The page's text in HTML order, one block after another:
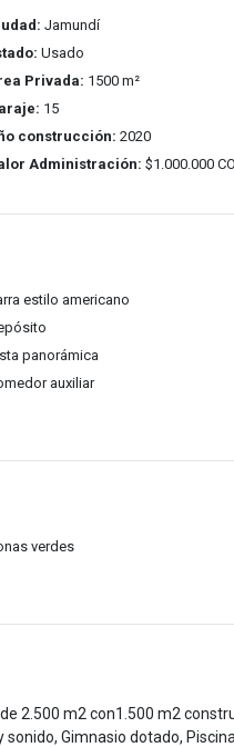
Jamundí
Usado
Privada: 1500 m²
15
construcción: 2020
Administración: $1.000.000
estilo americano
panorámica
auxiliar
verdes
2.500 m2 con1.500 m2
Gimnasio dotado,